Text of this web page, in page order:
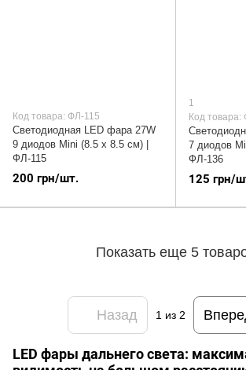
Код товара: ФЛ-115
Светодиодная LED фара 27W
9 диодов Mini (8.5 х 8.5 см) |
ФЛ-115
200 грн/шт.
1
Код товара:
7 диодов
ФЛ-136
125 грн/
Показать еще 5
Назад 1 из 2
LED фары дальнего света: